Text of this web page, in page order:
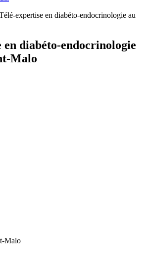
expertise en diabéto-endocrinologie au
en diabéto-endocrinologie
Malo
Malo